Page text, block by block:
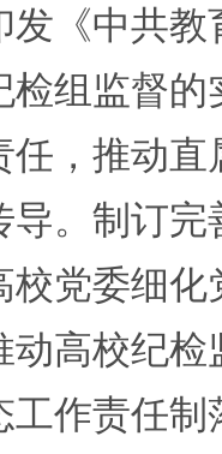
发《中共
检组监督
，推动
导。制订
党委细
高校纪
工作责任